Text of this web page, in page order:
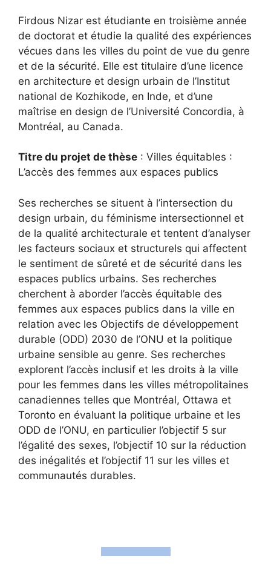
Firdous Nizar est étudiante en troisième année
de doctorat et étudie la qualité des expériences
vécues dans les villes du point de vue du genre
et de la sécurité. Elle est titulaire d’une licence
en architecture et design urbain de l’Institut
national de Kozhikode, en Inde, et d’une
maîtrise en design de l’Université Concordia, à
Montréal, au Canada.
Titre du projet de thèse : Villes équitables :
L’accès des femmes aux espaces publics
Ses recherches se situent à l’intersection du
design urbain, du féminisme intersectionnel et
de la qualité architecturale et tentent d’analyser
les facteurs sociaux et structurels qui affectent
le sentiment de sûreté et de sécurité dans les
espaces publics urbains. Ses recherches
cherchent à aborder l’accès équitable des
femmes aux espaces publics dans la ville en
relation avec les Objectifs de développement
durable (ODD) 2030 de l’ONU et la politique
urbaine sensible au genre. Ses recherches
explorent l’accès inclusif et les droits à la ville
pour les femmes dans les villes métropolitaines
canadiennes telles que Montréal, Ottawa et
Toronto en évaluant la politique urbaine et les
ODD de l’ONU, en particulier l’objectif 5 sur
l’égalité des sexes, l’objectif 10 sur la réduction
des inégalités et l’objectif 11 sur les villes et
communautés durables.